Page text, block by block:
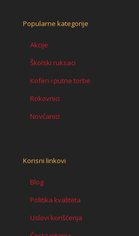
Popularne kategorije
Akcije
Školski ruksaci
Koferi i putne torbe
Rokovnici
Novčanici
Korisni linkovi
Blog
Politika kvaliteta
Uslovi korišćenja